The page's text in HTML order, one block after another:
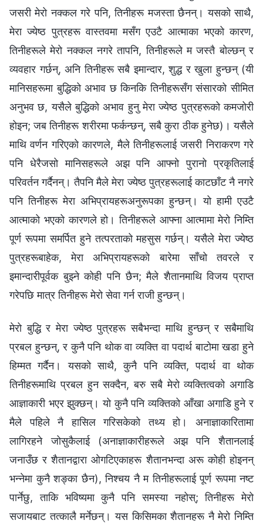
जसरी मेरो नक्कल गरे पनि, तिनीहरू मजस्ता छैनन्। यसको साथै,
मेरा ज्येष्ठ पुत्रहरू वास्तवमा मसँग एउटै आत्माका भएको कारण,
तिनीहरूले मेरो नक्कल नगरे तापनि, तिनीहरूले म जस्तै बोल्छन् र
व्यवहार गर्छन्, अनि तिनीहरू सबै इमान्दार, शुद्ध र खुला हुन्छन् (यी
मानिसहरूमा बुद्धिको अभाव छ किनकि तिनीहरूसँग संसारको सीमित
अनुभव छ, यसैले बुद्धिको अभाव हुनु मेरा ज्येष्ठ पुत्रहरूको कमजोरी
होइन; जब तिनीहरू शरीरमा फर्कन्छन्, सबै कुरा ठीक हुनेछ)। यसैले
माथि वर्णन गरिएको कारणले, मैले तिनीहरूलाई जसरी निराकरण गरे
पनि धेरैजसो मानिसहरूले अझ पनि आफ्नो पुरानो प्रकृतिलाई
परिवर्तन गर्दैनन्। तैपनि मैले मेरा ज्येष्ठ पुत्रहरूलाई काटछाँट नै नगरे
पनि तिनीहरू मेरा अभिप्रायहरूअनुरूपका हुन्छन्। यो हामी एउटै
आत्माको भएको कारणले हो। तिनीहरूले आफ्ना आत्मामा मेरो निम्ति
पूर्ण रूपमा समर्पित हुने तत्परताको महसुस गर्छन्। यसैले मेरा ज्येष्ठ
पुत्रहरूबाहेक, मेरा अभिप्रायहरूको बारेमा साँचो तवरले र
इमान्दारीपूर्वक बुझ्‍ने कोही पनि छैन; मैले शैतानमाथि विजय प्राप्त
गरेपछि मात्र तिनीहरू मेरो सेवा गर्न राजी हुन्छन्।
मेरो बुद्धि र मेरा ज्येष्ठ पुत्रहरू सबैभन्दा माथि हुन्छन् र सबैमाथि
प्रबल हुन्छन्, र कुनै पनि थोक वा व्यक्ति वा पदार्थ बाटोमा खडा हुने
हिम्मत गर्दैन। यसको साथै, कुनै पनि व्यक्ति, पदार्थ वा थोक
तिनीहरूमाथि प्रबल हुन सक्दैन, बरु सबै मेरो व्यक्तित्वको अगाडि
आज्ञाकारी भएर झुक्छन्। यो कुनै पनि व्यक्तिको आँखा अगाडि हुने र
मैले पहिले नै हासिल गरिसकेको तथ्य हो। अनाज्ञाकारितामा
लागिरहने जोसुकैलाई (अनाज्ञाकारीहरूले अझ पनि शैतानलाई
जनाउँछ र शैतानद्वारा ओगटिएकाहरू शैतानभन्दा अरू कोही होइनन्
भन्‍नेमा कुनै शङ्का छैन), निश्‍चय नै म तिनीहरूलाई पूर्ण रूपमा नष्ट
पार्नेछु, ताकि भविष्यमा कुनै पनि समस्या नहोस्; तिनीहरू मेरो
सजायबाट तत्कालै मर्नेछन्। यस किसिमका शैतानहरू नै मेरो निम्ति